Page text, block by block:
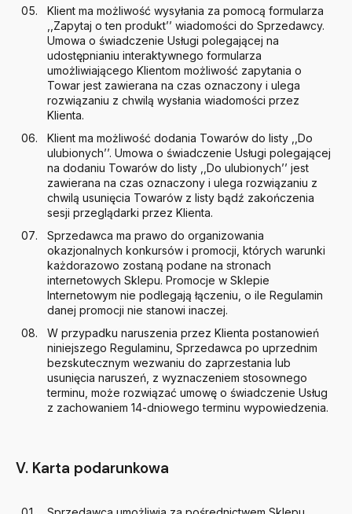
Klient ma możliwość wysyłania za pomocą formularza
,,Zapytaj o ten produkt’’ wiadomości do Sprzedawcy.
Umowa o świadczenie Usługi polegającej na
udostępnianiu interaktywnego formularza
umożliwiającego Klientom możliwość zapytania o
Towar jest zawierana na czas oznaczony i ulega
rozwiązaniu z chwilą wysłania wiadomości przez
Klienta.
Klient ma możliwość dodania Towarów do listy ,,Do
ulubionych’’. Umowa o świadczenie Usługi polegającej
na dodaniu Towarów do listy ,,Do ulubionych’’ jest
zawierana na czas oznaczony i ulega rozwiązaniu z
chwilą usunięcia Towarów z listy bądź zakończenia
sesji przeglądarki przez Klienta.
Sprzedawca ma prawo do organizowania
okazjonalnych konkursów i promocji, których warunki
każdorazowo zostaną podane na stronach
internetowych Sklepu. Promocje w Sklepie
Internetowym nie podlegają łączeniu, o ile Regulamin
danej promocji nie stanowi inaczej.
W przypadku naruszenia przez Klienta postanowień
niniejszego Regulaminu, Sprzedawca po uprzednim
bezskutecznym wezwaniu do zaprzestania lub
usunięcia naruszeń, z wyznaczeniem stosownego
terminu, może rozwiązać umowę o świadczenie Usług
z zachowaniem 14-dniowego terminu wypowiedzenia.
V. Karta podarunkowa